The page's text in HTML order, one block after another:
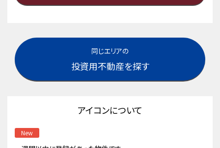
同じエリアの
投資用不動産を探す
アイコンについて
New